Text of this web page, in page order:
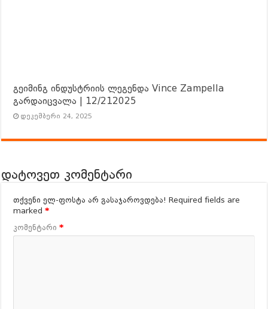
გეიმინგ ინდუსტრიის ლეგენდა Vince Zampella
გარდაიცვალა | 12/212025
დეკემბერი 24, 2025
დატოვეთ კომენტარი
თქვენი ელ-ფოსტა არ გასაჯაროვდება! Required fields are
marked*
კომენტარი*